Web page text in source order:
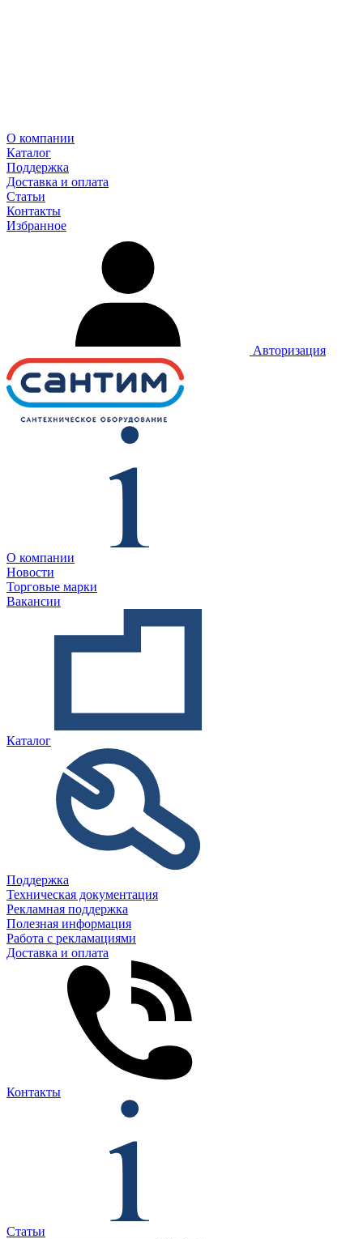
О компании
Каталог
Поддержка
Доставка и оплата
Статьи
Контакты
Избранное
Авторизация
О компании
Новости
Торговые марки
Вакансии
Каталог
Поддержка
Техническая документация
Рекламная поддержка
Полезная информация
Работа с рекламациями
Доставка и оплата
Контакты
Статьи